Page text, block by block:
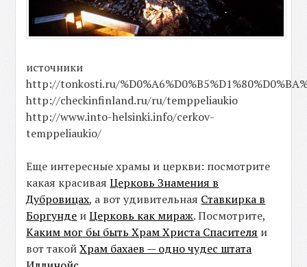
источники
http://tonkosti.ru/
http://checkinfinland.ru/ru/temppeliaukio
http://www.into-helsinki.info/cerkov-
temppeliaukio/
Еще интересные храмы и церкви: посмотрите
какая красиваяЦерковь Знамения в
Дубровицах, а вот удивительная Ставкирка в
Боргунде иЦерковь как мираж. Посмотрите,
Каким мог бы быть Храм Христа Спасителя и
вот такойХрам бахаев — одно чудес штата